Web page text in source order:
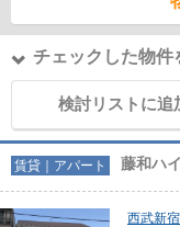
チェックした物件
検討リストに追
賃貸｜アパート 藤和ハ
西武新